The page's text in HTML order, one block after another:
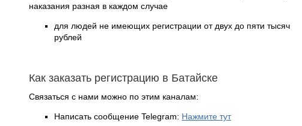
наказания разная в каждом случае
для людей не имеющих регистрации от двух до пяти тысяч
рублей
Как заказать регистрацию в Батайске
Связаться с нами можно по этим каналам:
Написать сообщение Telegram: Нажмите тут